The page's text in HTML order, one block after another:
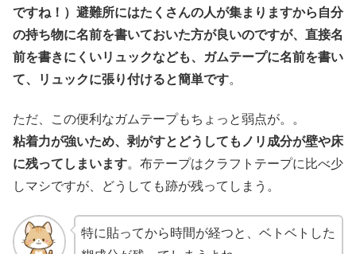
ですね！）避難所にはたくさんの人が集まりますから自分
の持ち物に名前を書いておいた方が良いのですが、直接名
前を書きにくいリュックなども、ガムテープに名前を書い
て、リュックに張り付けると簡単です。
ただ、この便利なガムテープもちょっと弱点が。。
粘着力が強いため、剥がすとどうしてもノリ成分が壁や床
に残ってしまいます。布テープはクラフトテープに比べ少
しマシですが、どうしても跡が残ってしまう。
特に貼ってから時間が経つと、ベトベトした